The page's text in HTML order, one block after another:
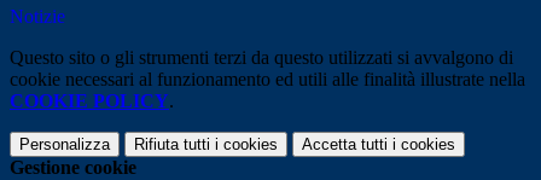
Notizie
Questo sito o gli strumenti terzi da questo utilizzati si avvalgono di
cookie necessari al funzionamento ed utili alle finalità illustrate nella
COOKIE POLICY.
Personalizza Rifiuta tutti i cookies Accetta tutti i cookies
Gestione cookie